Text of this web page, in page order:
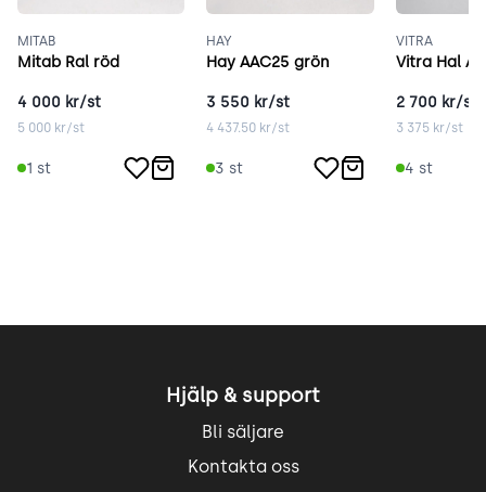
MITAB
Mitab Ral röd
4 000 kr/st
5 000 kr/st
1 st
HAY
Hay AAC25 grön
3 550 kr/st
4 437.50 kr/st
3 st
VITRA
Vitra Hal
2 700 kr/st
3 375kr/st
4 st
Hjälp & support
Bli säljare
Kontakta oss